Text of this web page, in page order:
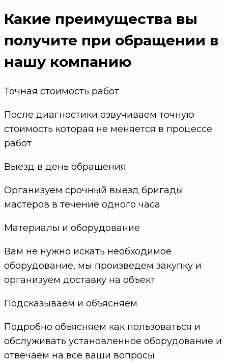
Какие преимущества вы
получите при обращении в
нашу компанию
Точная стоимость работ
После диагностики озвучиваем точную
стоимость которая не меняется в процессе
работ
Выезд в день обращения
Организуем срочный выезд бригады
мастеров в течение одного часа
Материалы и оборудование
Вам не нужно искать необходимое
оборудование, мы произведем закупку и
организуем доставку на объект
Подсказываем и объясняем
Подробно объясняем как пользоваться и
обслуживать установленное оборудование и
отвечаем на все ваши вопросы